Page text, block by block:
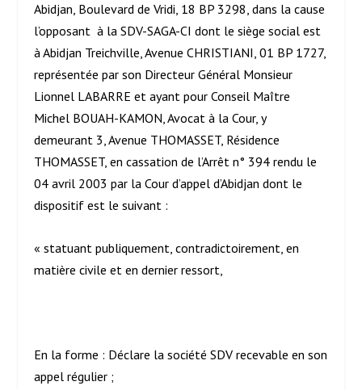
Abidjan, Boulevard de Vridi, 18 BP 3298, dans la cause
l’opposant à la SDV-SAGA-CI dont le siège social est
à Abidjan Treichville, Avenue CHRISTIANI, 01 BP 1727,
représentée par son Directeur Général Monsieur
Lionnel LABARRE et ayant pour Conseil Maître
Michel BOUAH-KAMON, Avocat à la Cour, y
demeurant 3, Avenue THOMASSET, Résidence
THOMASSET, en cassation de l’Arrêt n° 394 rendu le
04 avril 2003 par la Cour d’appel d’Abidjan dont le
dispositif est le suivant :
« statuant publiquement, contradictoirement, en
matière civile et en dernier ressort,
En la forme : Déclare la société SDV recevable en son
appel régulier ;